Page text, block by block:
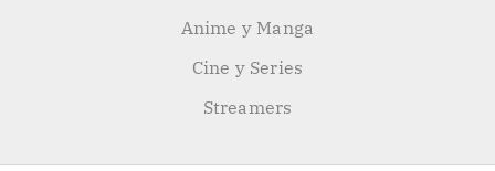
Anime y Manga
Cine y Series
Streamers